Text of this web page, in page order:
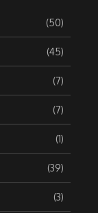
(50)
(45)
(7)
(7)
(1)
(39)
(3)